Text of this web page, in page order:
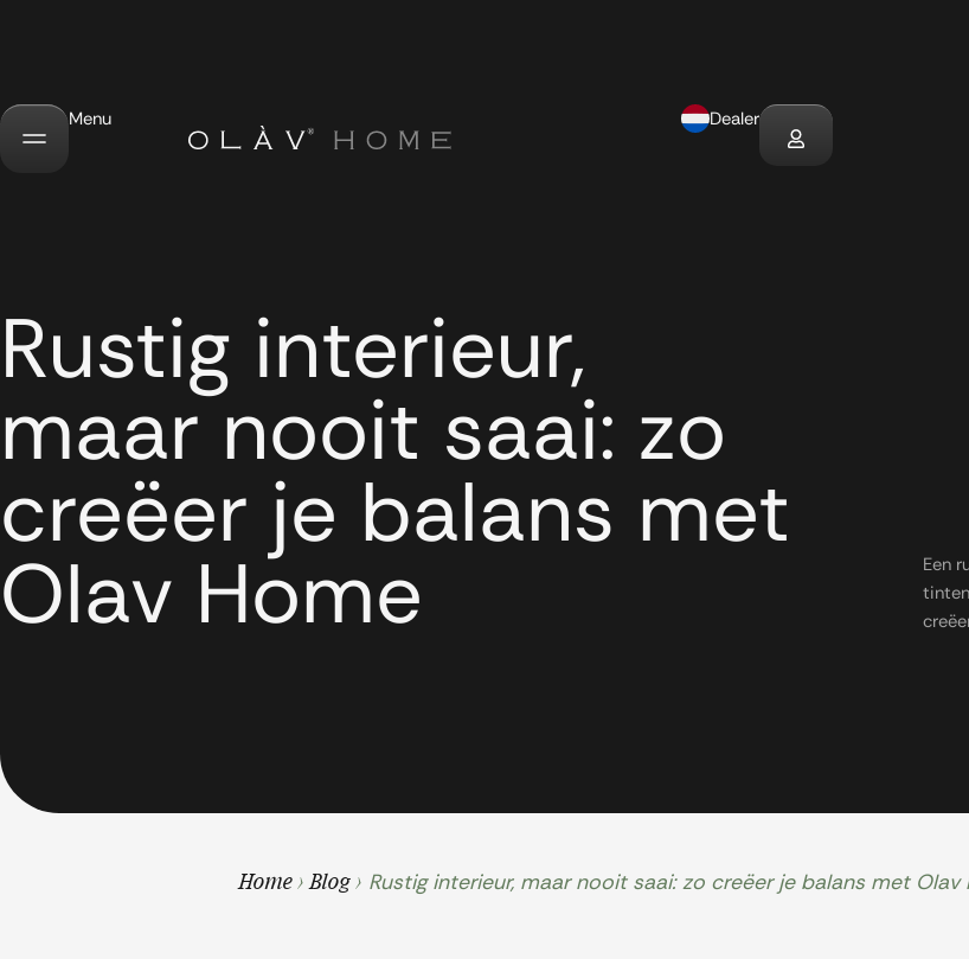
Menu Dealer
Rustig interieur,
maar nooit saai: zo
creëer je balans met
Olav Home
Een
Home>Blog> Rustig interieur, maar nooit saai: zo creëer je balans met Olav